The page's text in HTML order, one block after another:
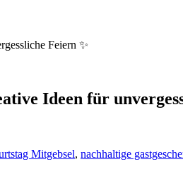
Feiern ✨
Ideen für
Mitgebsel, nachhaltige